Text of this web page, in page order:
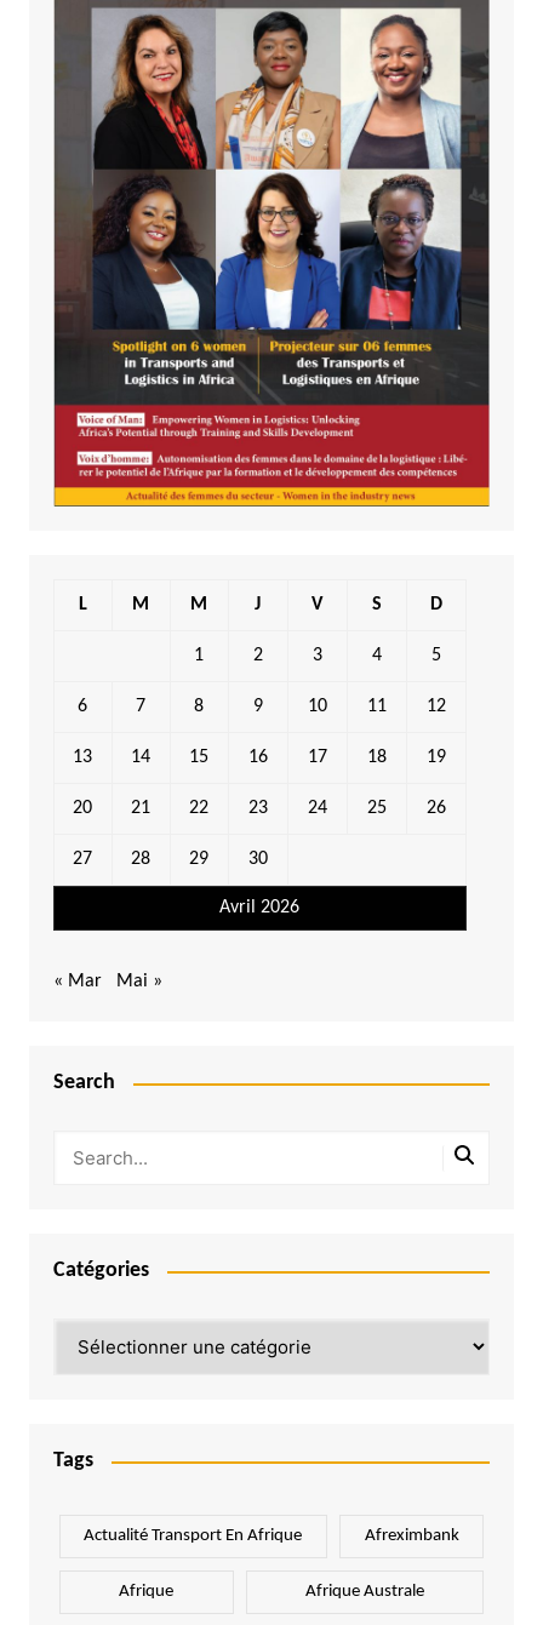
Avril 2026
L M M J V S D
1 2 3 4 5
6 7 8 9 10 11 12
13 14 15 16 17 18 19
20 21 22 23 24 25 26
27 28 29 30
« Mar Mai »
Search
Catégories
Tags
Actualité Transport En Afrique Afreximbank
Afrique Afrique Australe